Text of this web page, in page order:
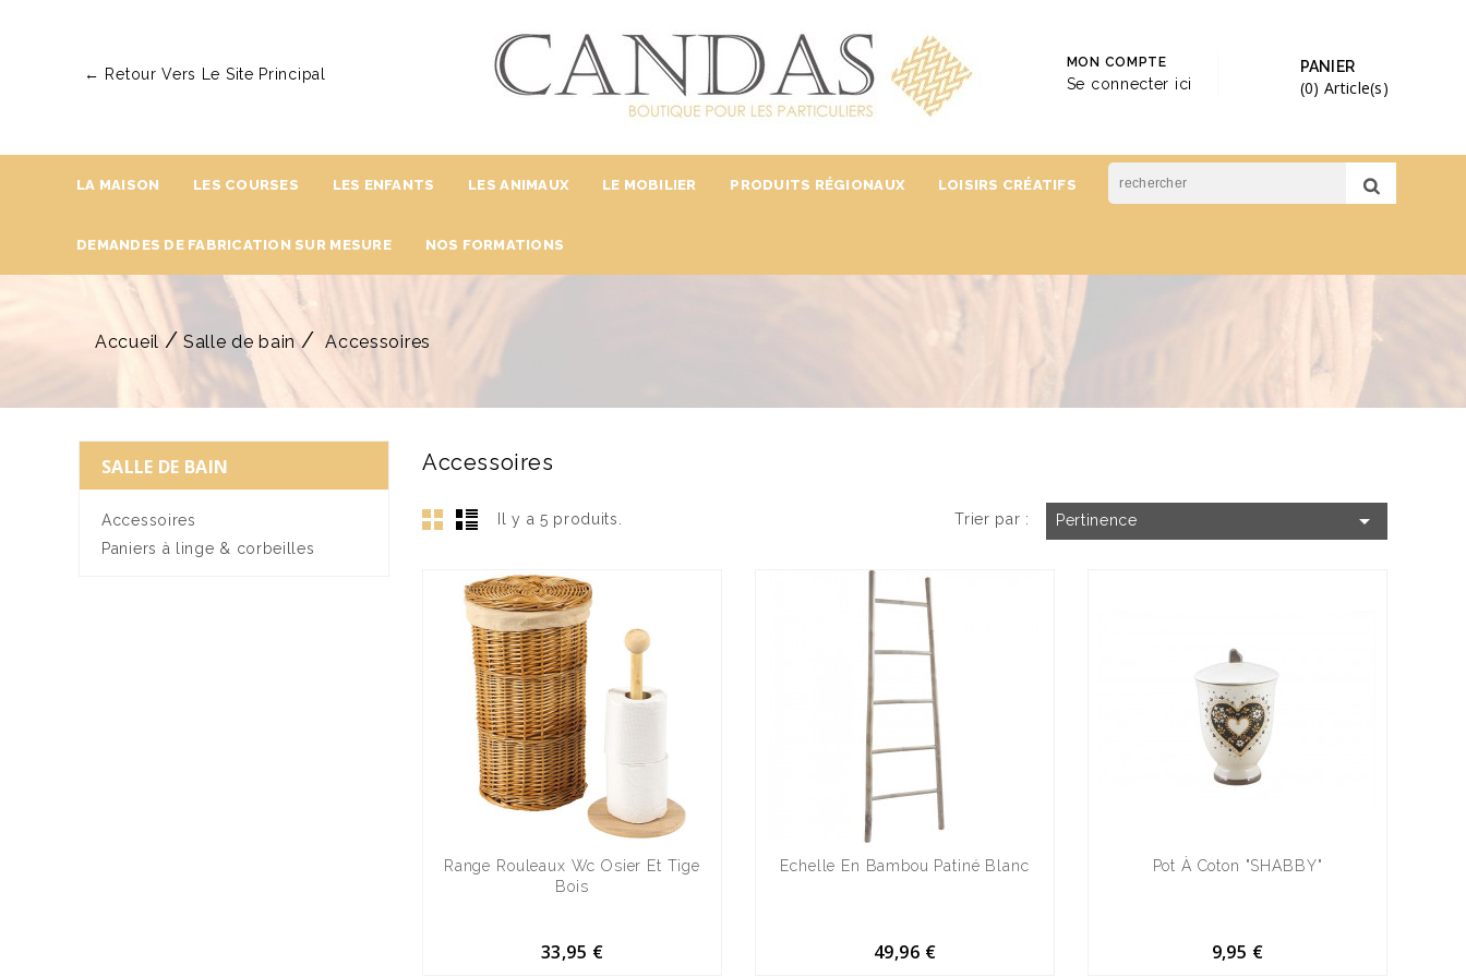
← Retour Vers Le Site Principal PANIER
(0) Article(s)
MON COMPTE
Se connecter ici
LA MAISON LES COURSES LES ENFANTS LES ANIMAUX LE MOBILIER PRODUITS RÉGIONAUX LOISIRS CRÉATIFS
DEMANDES DE FABRICATION SUR MESURE NOS FORMATIONS
Accueil Salle de bain Accessoires
SALLE DE BAIN
Accessoires
Paniers à linge & corbeilles
Accessoires
Il y a 5 produits. Trier par : Pertinence 
Range Rouleaux Wc Osier Et Tige
Bois
33,95 €
Echelle En Bambou Patiné Blanc
49,96 €
Pot À Coton "SHABBY"
9,95 €